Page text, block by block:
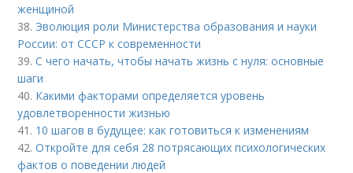
женщиной
38. Эволюция роли Министерства образования и науки
России: от СССР к современности
39.С чего начать, чтобы начать жизнь с нуля: основные
шаги
40. Какими факторами определяется уровень
удовлетворенности жизнью
41. 10 шагов в будущее: как готовиться к изменениям
42.Откройте для себя 28 потрясающих психологических
фактов о поведении людей